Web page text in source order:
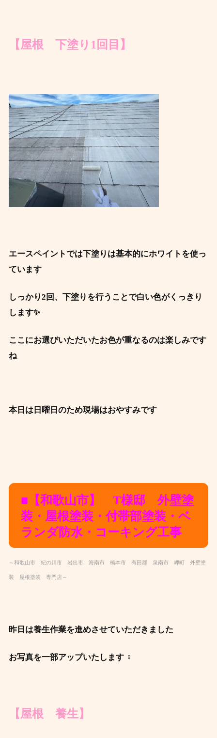
【屋根 下塗り1回目】
エースペイントでは下塗りは基本的にホワイトを使っ
ています
しっかり2回、下塗りを行うことで白い色がくっきり
します✨
ここにお選びいただいたお色が重なるのは楽しみです
ね
本日は日曜日のため現場はおやすみです
■【和歌山市】 T様邸 外壁塗
装・屋根塗装・付帯部塗装・ベ
ランダ防水・コーキング工事
～和歌山市 紀の川市 岩出市 海南市 橋本市 有田郡 泉南市 岬町 外壁塗
装 屋根塗装 専門店～
昨日は養生作業を進めさせていただきました
お写真を一部アップいたします ‍♀️
【屋根 養生】